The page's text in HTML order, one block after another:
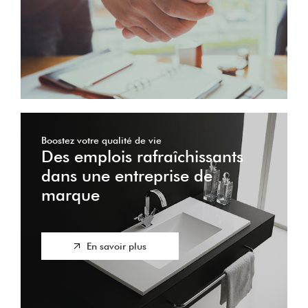
Boostez votre qualité de vie
Des emplois rafraîchissants
dans une entreprise de
marque
En savoir plus